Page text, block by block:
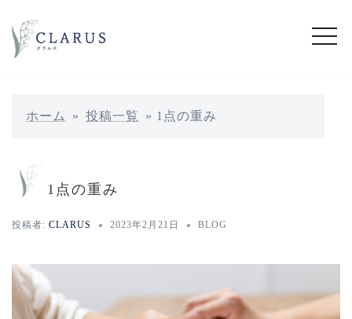
ン
ホーム » 投稿一覧 » 1点の重み
1点の重み
投稿者: CLARUS 2023年2月21日 BLOG